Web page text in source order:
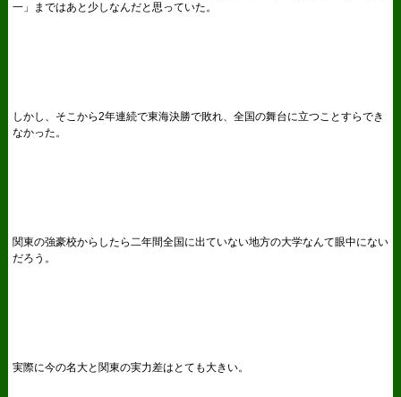
一」まではあと少しなんだと思っていた。
しかし、そこから2年連続で東海決勝で敗れ、全国の舞台に立つことすらでき
なかった。
関東の強豪校からしたら二年間全国に出ていない地方の大学なんて眼中にない
だろう。
実際に今の名大と関東の実力差はとても大きい。